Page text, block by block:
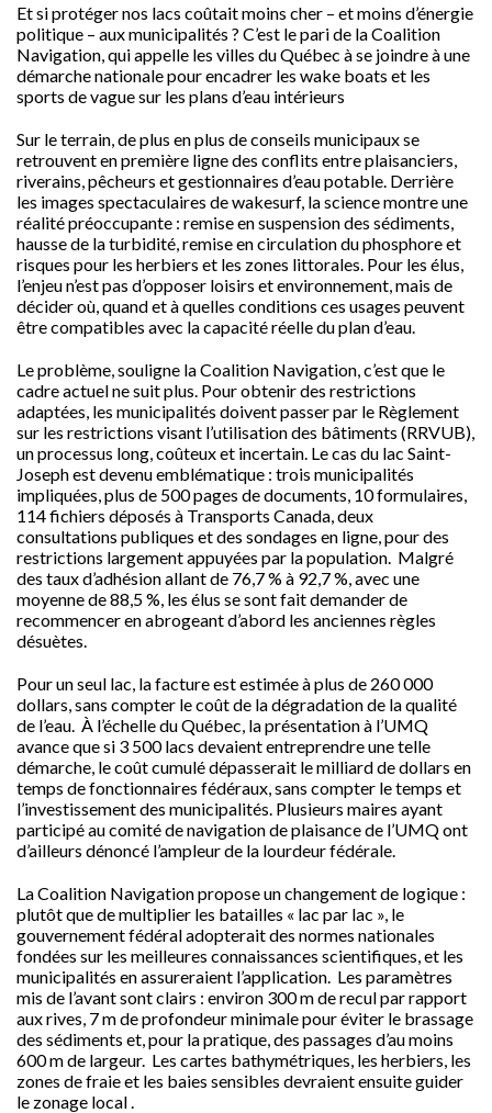
Et si protéger nos lacs coûtait moins cher – et moins d’énergie
politique – aux municipalités ? C’est le pari de la Coalition
Navigation, qui appelle les villes du Québec à se joindre à une
démarche nationale pour encadrer les wake boats et les
sports de vague sur les plans d’eau intérieurs
Sur le terrain, de plus en plus de conseils municipaux se
retrouvent en première ligne des conflits entre plaisanciers,
riverains, pêcheurs et gestionnaires d’eau potable. Derrière
les images spectaculaires de wakesurf, la science montre une
réalité préoccupante : remise en suspension des sédiments,
hausse de la turbidité, remise en circulation du phosphore et
risques pour les herbiers et les zones littorales. Pour les élus,
l’enjeu n’est pas d’opposer loisirs et environnement, mais de
décider où, quand et à quelles conditions ces usages peuvent
être compatibles avec la capacité réelle du plan d’eau.
Le problème, souligne la Coalition Navigation, c’est que le
cadre actuel ne suit plus. Pour obtenir des restrictions
adaptées, les municipalités doivent passer par le Règlement
sur les restrictions visant l’utilisation des bâtiments (RRVUB),
un processus long, coûteux et incertain. Le cas du lac Saint-
Joseph est devenu emblématique : trois municipalités
impliquées, plus de 500 pages de documents, 10 formulaires,
114 fichiers déposés à Transports Canada, deux
consultations publiques et des sondages en ligne, pour des
restrictions largement appuyées par la population. Malgré
des taux d’adhésion allant de 76,7 % à 92,7 %, avec une
moyenne de 88,5 %, les élus se sont fait demander de
recommencer en abrogeant d’abord les anciennes règles
désuètes.
Pour un seul lac, la facture est estimée à plus de 260 000
dollars, sans compter le coût de la dégradation de la qualité
de l’eau. À l’échelle du Québec, la présentation à l’UMQ
avance que si 3 500 lacs devaient entreprendre une telle
démarche, le coût cumulé dépasserait le milliard de dollars en
temps de fonctionnaires fédéraux, sans compter le temps et
l’investissement des municipalités. Plusieurs maires ayant
participé au comité de navigation de plaisance de l’UMQ ont
d’ailleurs dénoncé l’ampleur de la lourdeur fédérale.
La Coalition Navigation propose un changement de logique :
plutôt que de multiplier les batailles « lac par lac », le
gouvernement fédéral adopterait des normes nationales
fondées sur les meilleures connaissances scientifiques, et les
municipalités en assureraient l’application. Les paramètres
mis de l’avant sont clairs : environ 300 m de recul par rapport
aux rives, 7 m de profondeur minimale pour éviter le brassage
des sédiments et, pour la pratique, des passages d’au moins
600 m de largeur. Les cartes bathymétriques, les herbiers, les
zones de fraie et les baies sensibles devraient ensuite guider
le zonage local .